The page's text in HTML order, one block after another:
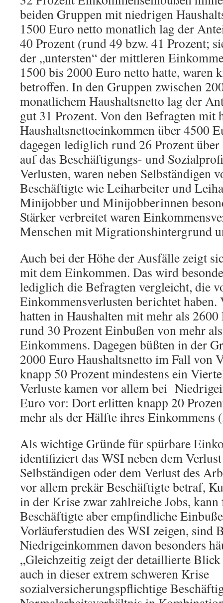
beiden Gruppen mit niedrigen
1500 Euro netto monatlich lag der
40 Prozent (rund 49 bzw. 41 Prozent;
der „untersten“ der mittleren
1500 bis 2000 Euro netto hatte, waren
betroffen. In den Gruppen zwischen
monatlichem Haushaltsnetto lag der
gut 31 Prozent. Von den Befragten mit
Haushaltsnettoeinkommen über 4500
dagegen lediglich rund 26 Prozent
auf das Beschäftigungs- und
Verlusten, waren neben Selbständigen
Beschäftigte wie Leiharbeiter und
Minijobber und Minijobberinnen
Stärker verbreitet waren
Menschen mit Migrationshintergrund
Auch bei der Höhe der Ausfälle zeigt
mit dem Einkommen. Das wird
lediglich die Befragten vergleicht, die
Einkommensverlusten berichtet
hatten in Haushalten mit mehr als
rund 30 Prozent Einbußen von mehr
Einkommens. Dagegen büßten in der
2000 Euro Haushaltsnetto im Fall von
knapp 50 Prozent mindestens ein
Verluste kamen vor allem bei
Euro vor: Dort erlitten knapp 20
mehr als der Hälfte ihres Einkommens
Als wichtige Gründe für spürbare
identifiziert das WSI neben dem
Selbständigen oder dem Verlust des
vor allem prekär Beschäftigte betraf,
in der Krise zwar zahlreiche Jobs,
Beschäftigte aber empfindliche
Vorläuferstudien des WSI zeigen, sind
Niedrigeinkommen davon besonders
„Gleichzeitig zeigt der detaillierte Blick
auch in dieser extrem schweren Krise
sozialversicherungspflichtige